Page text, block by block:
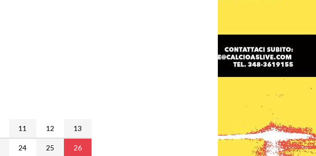
11 12 13
24 25
26